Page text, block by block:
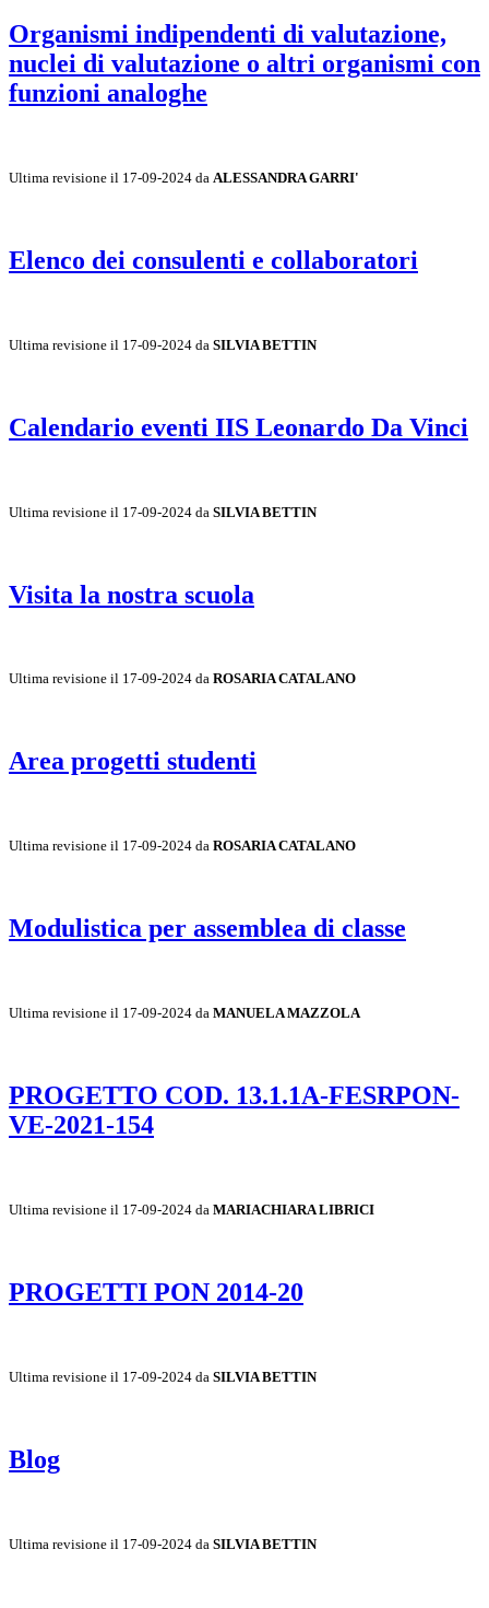
Organismi indipendenti di valutazione,
nuclei di valutazione o altri organismi con
funzioni analoghe
Ultima revisione il 17-09-2024 da ALESSANDRA GARRI'
Elenco dei consulenti e collaboratori
Ultima revisione il 17-09-2024 da SILVIA BETTIN
Calendario eventi IIS Leonardo Da Vinci
Ultima revisione il 17-09-2024 da SILVIA BETTIN
Visita la nostra scuola
Ultima revisione il 17-09-2024 da ROSARIA CATALANO
Area progetti studenti
Ultima revisione il 17-09-2024 da ROSARIA CATALANO
Modulistica per assemblea di classe
Ultima revisione il 17-09-2024 da MANUELA MAZZOLA
PROGETTO COD. 13.1.1A-FESRPON-
VE-2021-154
Ultima revisione il 17-09-2024 da MARIACHIARA LIBRICI
PROGETTI PON 2014-20
Ultima revisione il 17-09-2024 da SILVIA BETTIN
Blog
Ultima revisione il 17-09-2024 da SILVIA BETTIN